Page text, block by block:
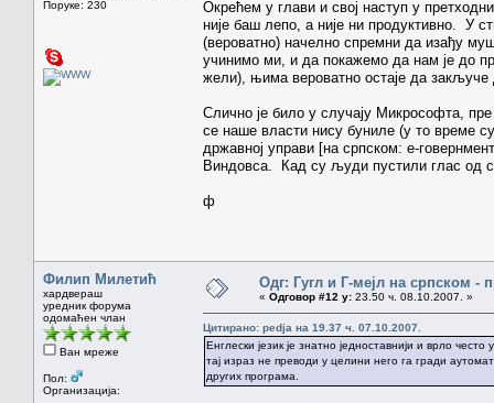
Поруке: 230
Окрећем у глави и свој наступ у
није баш лепо, а није ни продуктивно. У
(вероватно) начелно спремни да изађу
учинимо ми, и да покажемо да нам је до
жели), њима вероватно остаје да закључе
Слично је било у случају Микрософта,
се наше власти нису буниле (у то време
државној управи [на српском: е-
Виндовса. Кад су људи пустили глас од
ф
Филип Милетић
хардвераш
уредник форума
одомаћен члан
Ван мреже
Пол:
Организација:
Одг: Гугл и Г-мејл на српском -
« Одговор #12 у: 23.50 ч. 08.10.2007. »
Цитирано: pedja на 19.37 ч. 07.10.2007.
Енглески језик је знатно једноставнији и врло
тај израз не преводи у целини него га гради
других програма.